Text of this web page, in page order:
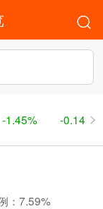
-1.45% -0.14
： 7.59%